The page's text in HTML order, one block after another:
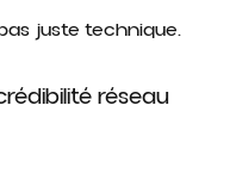
juste technique.
réseau